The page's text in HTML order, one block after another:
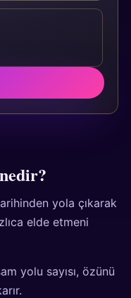
yola çıkarak
elde etmeni
yolu sayısı, özünü